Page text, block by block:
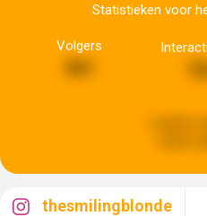
Statistieken voor
Volgers
thesmilingblonde